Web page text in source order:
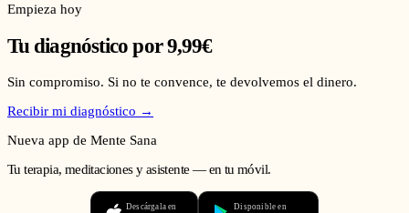
Empieza hoy
Tu diagnóstico por 9,99€
Sin compromiso. Si no te convence, te devolvemos el dinero.
Recibir mi diagnóstico →
Nueva app de Mente Sana
Tu terapia, meditaciones y asistente — en tu móvil.
Descárgala en Disponible en